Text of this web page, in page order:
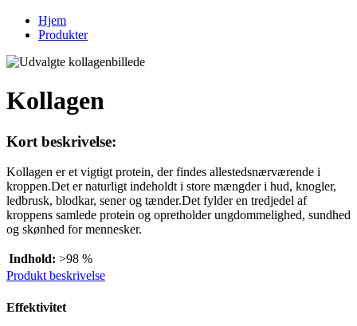
Hjem
Produkter
Kollagen
Kort beskrivelse:
Kollagen er et vigtigt protein, der findes allestedsnærværende i
kroppen.Det er naturligt indeholdt i store mængder i hud, knogler,
ledbrusk, blodkar, sener og tænder.Det fylder en tredjedel af
kroppens samlede protein og opretholder ungdommelighed, sundhed
og skønhed for mennesker.
Indhold: >98 %
Produkt beskrivelse
Effektivitet